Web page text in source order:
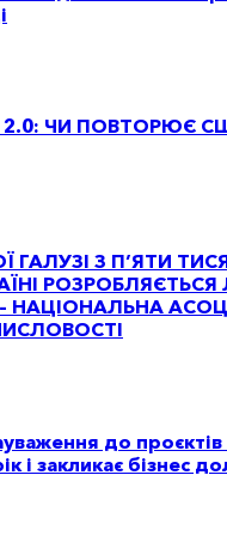
2.0: ЧИ ПОВТОРЮЄ
ГАЛУЗІ З П’ЯТИ
НАЦІОНАЛЬНА
до проєктів
і закликає бізнес